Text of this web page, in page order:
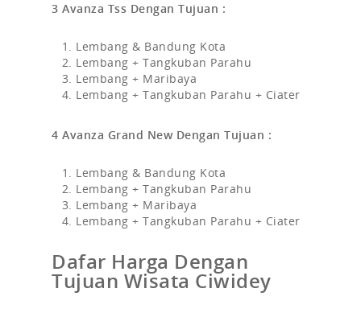
3 Avanza Tss Dengan Tujuan :
Lembang & Bandung Kota
Lembang + Tangkuban Parahu
Lembang + Maribaya
Lembang + Tangkuban Parahu + Ciater
4 Avanza Grand New Dengan Tujuan :
Lembang & Bandung Kota
Lembang + Tangkuban Parahu
Lembang + Maribaya
Lembang + Tangkuban Parahu + Ciater
Dafar Harga Dengan
Tujuan Wisata Ciwidey